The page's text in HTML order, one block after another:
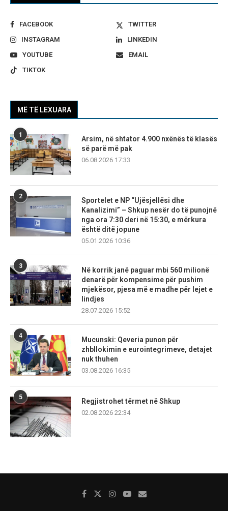
FACEBOOK
TWITTER
INSTAGRAM
LINKEDIN
YOUTUBE
EMAIL
TIKTOK
MË TË LEXUARA
1
Arsim, në shtator 4.900 nxënës të klasës
së parë më pak
06.08.2026 17:33
2
Sportelet e NP “Ujësjellësi dhe
Kanalizimi” – Shkup nesër do të punojnë
nga ora 7:30 deri në 15:30, e mërkura
është ditë jopune
05.01.2026 10:36
3
Në korrik janë paguar mbi 560 milionë
denarë për kompensime për pushim
mjekësor, pjesa më e madhe për lejet e
lindjes
28.07.2026 15:52
4
Mucunski: Qeveria punon për
zhbllokimin e eurointegrimeve, detajet
nuk thuhen
03.08.2026 16:35
5
Regjistrohet tërmet në Shkup
02.08.2026 22:34